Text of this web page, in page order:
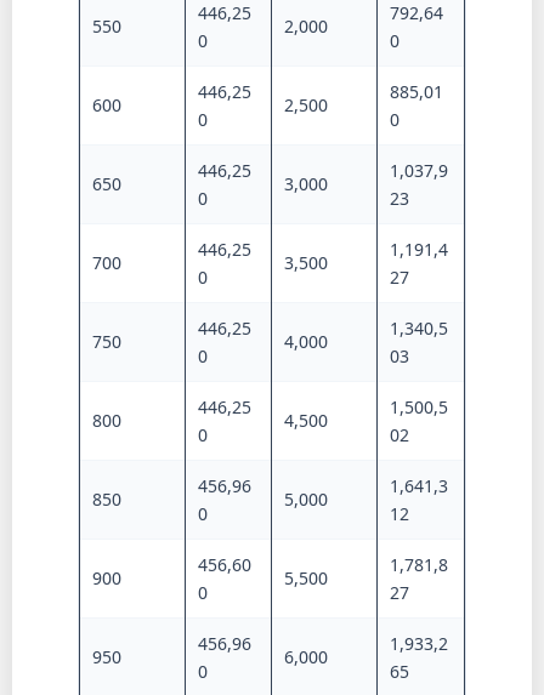
550
446,25
0
2,000
792,64
0
600
446,25
0
2,500
885,01
0
650
446,25
0
3,000
1,037,9
23
700
446,25
0
3,500
1,191,4
27
750
446,25
0
4,000
1,340,5
03
800
446,25
0
4,500
1,500,5
02
850
456,96
0
5,000
1,641,3
12
900
456,60
0
5,500
1,781,8
27
950
456,96
0
6,000
1,933,2
65